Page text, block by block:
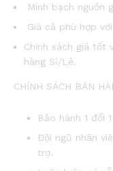
Minh bạch nguồn
Giá cả phù hợp
Chính sách giá tốt
hàng Sỉ/Lẻ.
CHÍNH SÁCH BÁN
Bảo hành 1 đổi
Đội ngũ nhân
trợ.